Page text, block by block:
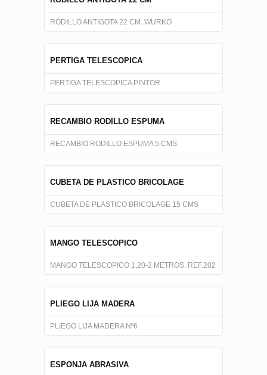
RODILLO ANTIGOTA 22 CM. WURKO
PERTIGA TELESCOPICA
PERTIGA TELESCOPICA PINTOR
RECAMBIO RODILLO ESPUMA
RECAMBIO RODILLO ESPUMA 5 CMS.
CUBETA DE PLASTICO BRICOLAGE
CUBETA DE PLASTICO BRICOLAGE 15 CMS
MANGO TELESCOPICO
MANGO TELESCOPICO 1,20-2 METROS. REF.202
PLIEGO LIJA MADERA
PLIEGO LIJA MADERA Nº6
ESPONJA ABRASIVA